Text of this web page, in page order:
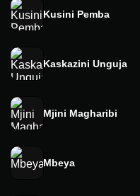
Kusini Pemba
Kaskazini Unguja
Mjini Magharibi
Mbeya